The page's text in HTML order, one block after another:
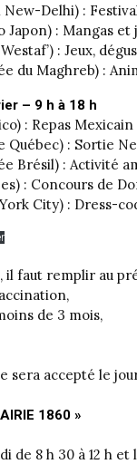
Delhi) :
: Mangas et
: Jeux,
du Maghreb) :
– 9 h à 18 h
: Repas
Québec) : Sortie
Brésil) : Activité
: Concours de
City) : Dress-
faut remplir au
de 3 mois,
sera accepté le
1860 »
de 8 h 30 à 12 h